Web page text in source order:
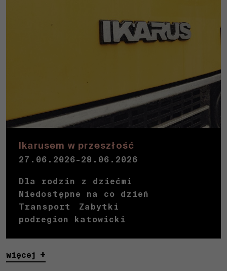
Ikarusem w przeszłość
27.06.2026-28.06.2026
Dla rodzin z dziećmi
Niedostępne na co dzień
Transport
Zabytki
podregion katowicki
więcej